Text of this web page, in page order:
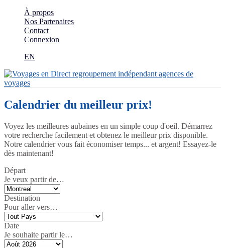
À propos
Nos Partenaires
Contact
Connexion
EN
Calendrier du meilleur prix!
Voyez les meilleures aubaines en un simple coup d'oeil. Démarrez
votre recherche facilement et obtenez le meilleur prix disponible.
Notre calendrier vous fait économiser temps... et argent! Essayez-le
dès maintenant!
Départ
Je veux partir de…
Destination
Pour aller vers…
Date
Je souhaite partir le…